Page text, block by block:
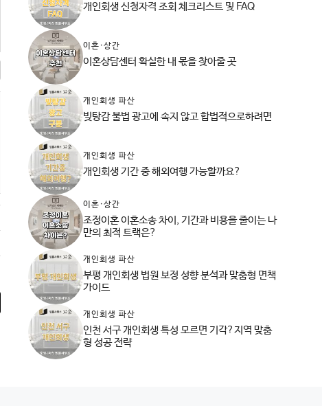
개인회생 신청자격 조회 체크리스트 및 FAQ
이혼·상간
이혼상담센터 확실한 내 몫을 찾아줄 곳
개인회생 파산
빚탕감 불법 광고에 속지 않고 합법적으로하려면
개인회생 파산
개인회생 기간 중 해외여행 가능할까요?
이혼·상간
조정이혼 이혼소송 차이, 기간과 비용을 줄이는 나
만의 최적 트랙은?
개인회생 파산
부평 개인회생 법원 보정 성향 분석과 맞춤형 면책
가이드
개인회생 파산
인천 서구 개인회생 특성 모르면 기각?지역 맞춤
형 성공 전략